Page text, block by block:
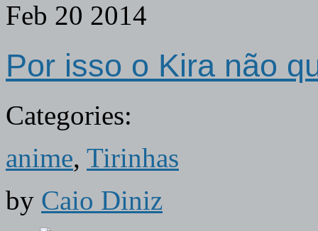
Feb 20 2014
Por isso o Kira não
Categories:
anime, Tirinhas
by Caio Diniz